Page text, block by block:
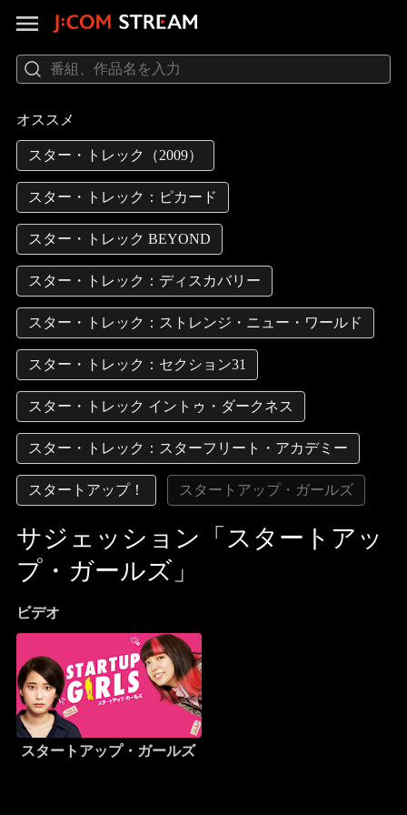
オススメ
スター・トレック（2009）
スター・トレック：ピカード
スター・トレック BEYOND
スター・トレック：ディスカバリー
スター・トレック：ストレンジ・ニュー・ワールド
スター・トレック：セクション31
スター・トレック イントゥ・ダークネス
スター・トレック：スターフリート・アカデミー
スタートアップ！ スタートアップ・ガールズ
サジェッション「スタートアッ
プ・ガールズ」
ビデオ
スタートアップ・ガールズ